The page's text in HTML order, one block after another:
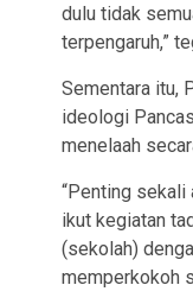
dulu tidak
terpengaruh,”
Sementara itu,
ideologi
menelaah
“Penting sekali
ikut kegiatan
(sekolah)
memperkokoh